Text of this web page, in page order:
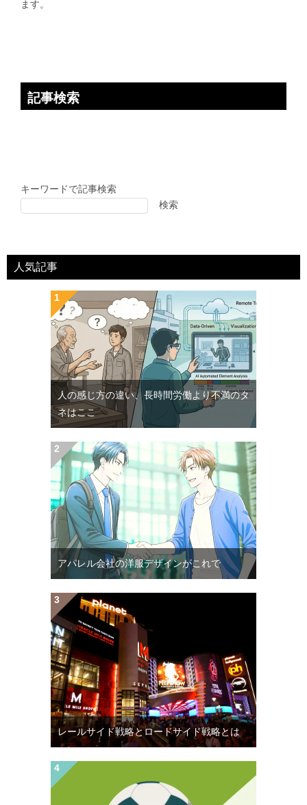
ます。
記事検索
キーワードで記事検索
検索
人気記事
人の感じ方の違い、長時間労働より不満のタ
ネはここ
アパレル会社の洋服デザインがこれで
レールサイド戦略とロードサイド戦略とは